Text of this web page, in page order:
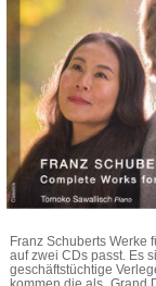
Franz Schuberts Werke
auf zwei CDs passt. Es
geschäftstüchtige
kommen die als „Grand